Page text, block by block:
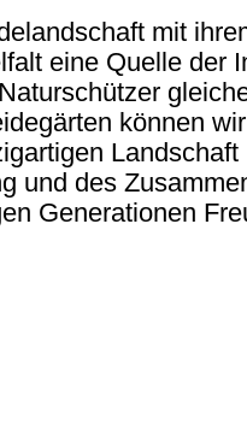
mit
eine Quelle der
können
und des
Generationen